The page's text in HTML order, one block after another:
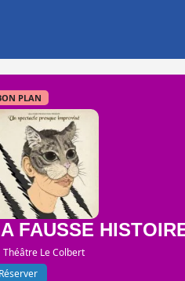
PLAN
FAUSSE
Théâtre Le Colbert
Réserver